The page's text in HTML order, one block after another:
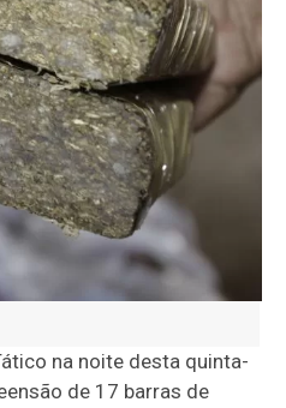
na noite desta quinta-
de 17 barras de